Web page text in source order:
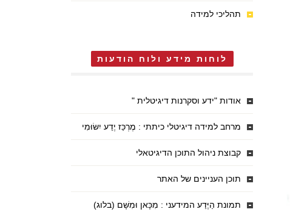
תהליכי למידה
לוחות מידע ולוח הודעות
אודות "ידע וסקרנות דיגיטלית "
מרחב למידה דיגיטלי כיתתי : מֶרְכַּז יֶדַע יִשּׂוּמִי
קבוצת ניהול התוכן הדיגיטאלי
תוכן העניינים של האתר
תמונת הַיֶּדַע המידעני : מִכָּאן וּמִשָּׁם (בלוג)